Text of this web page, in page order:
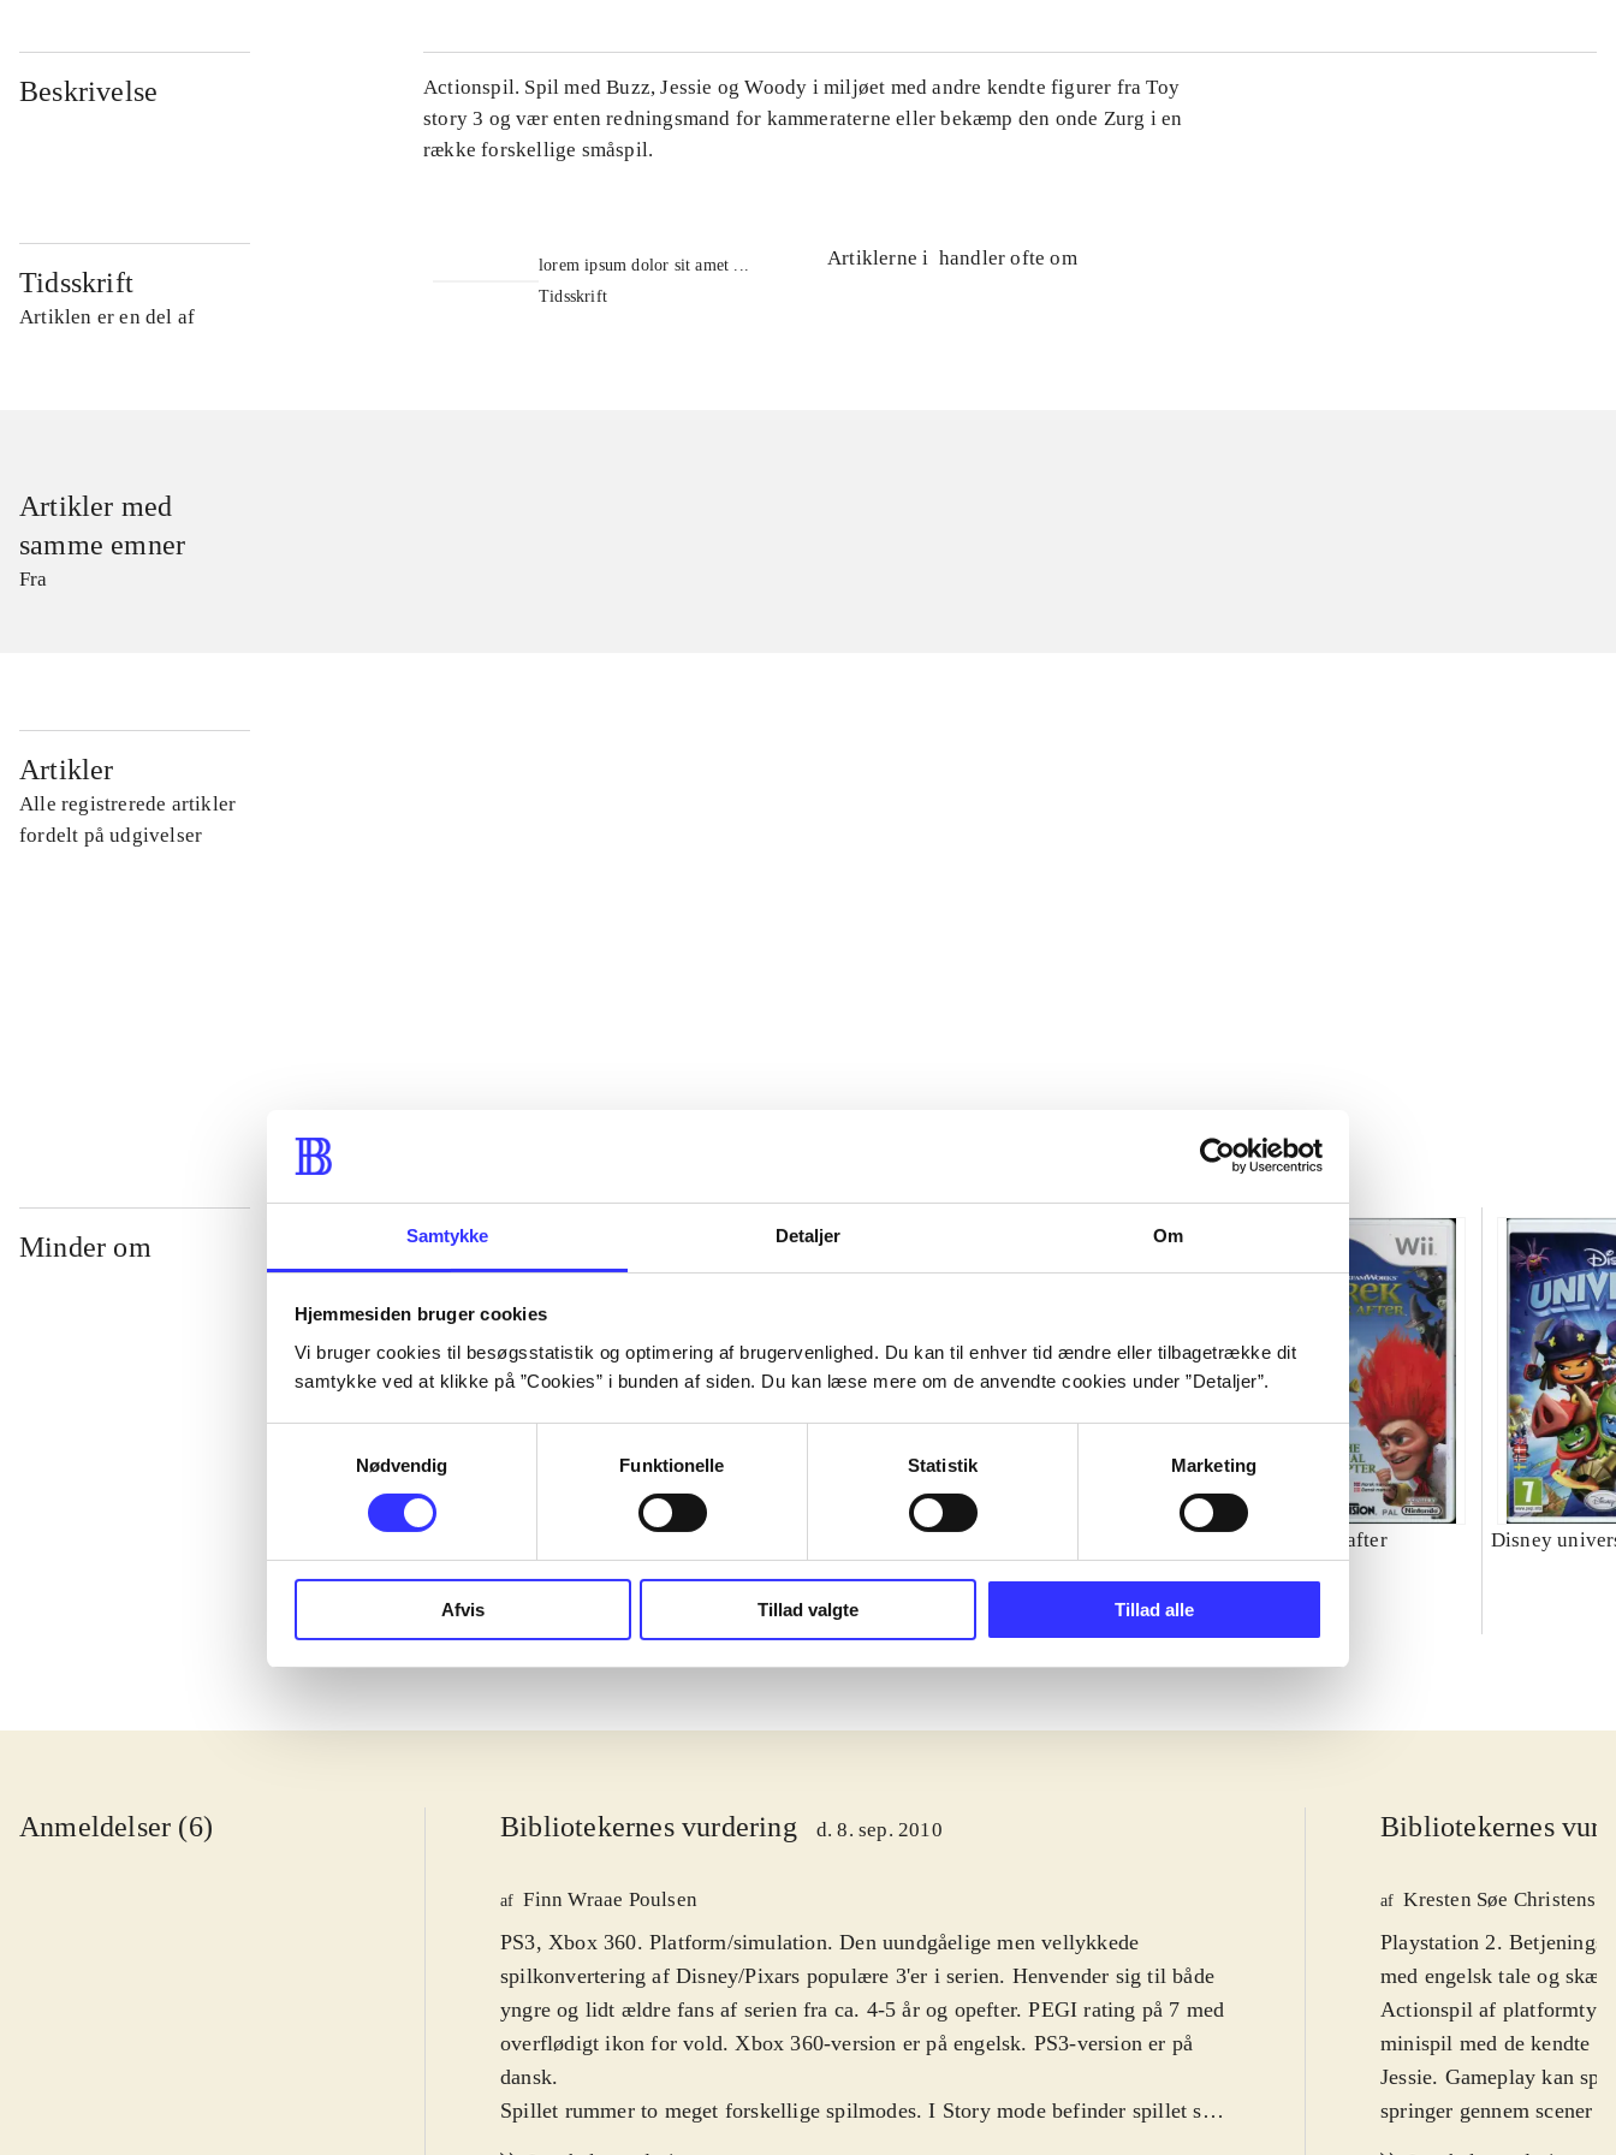
Samtykke Detaljer Om
Hjemmesiden bruger cookies
Vi bruger cookies til besøgsstatistik og optimering af brugervenlighed. Du kan til enhver tid ændre eller tilbagetrække dit
samtykke ved at klikke på ”Cookies” i bunden af siden. Du kan læse mere om de anvendte cookies under ”Detaljer”.
Nødvendig
Funktionelle Statistik Marketing
Afvis Tillad valgte Tillad alle
Beskrivelse
Actionspil. Spil med Buzz, Jessie og Woody i miljøet med andre kendte figurer fra Toy
story 3 og vær enten redningsmand for kammeraterne eller bekæmp den onde Zurg i en
række forskellige småspil.
Tidsskrift
Artiklen er en del af
lorem ipsum dolor sit amet ...
Tidsskrift
Artiklerne i handler ofte om
Artikler med
samme emner
Fra
Artikler
Alle registrerede artikler
fordelt på udgivelser
Minder om
TT Games
Shrek forever after Disney
Anmeldelser (6) Bibliotekernes vurdering d. 8. sep. 2010
af Finn Wraae Poulsen
PS3, Xbox 360. Platform/simulation. Den uundgåelige men vellykkede
spilkonvertering af Disney/Pixars populære 3'er i serien. Henvender sig til både
yngre og lidt ældre fans af serien fra ca. 4-5 år og opefter. PEGI rating på 7 med
overflødigt ikon for vold. Xbox 360-version er på engelsk. PS3-version er på
dansk.
Spillet rummer to meget forskellige spilmodes. I Story mode befinder spillet sig
Bibliotekernes
af Kresten Søe
Playstation 2.
med engelsk tale og
Actionspil af
minispil med de kendte
Jessie. Gameplay kan
springer gennem scener